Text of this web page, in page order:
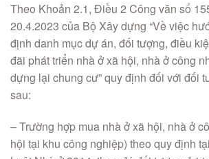
Theo Khoản 2.1, Điều 2 Công văn số
20.4.2023 của Bộ Xây dựng “Về việc
định danh mục dự án, đối tượng, điều
đãi phát triển nhà ở xã hội, nhà ở công
dựng lại chung cư” quy định đối với đối
sau:
– Trường hợp mua nhà ở xã hội, nhà ở
hội tại khu công nghiệp) theo quy định